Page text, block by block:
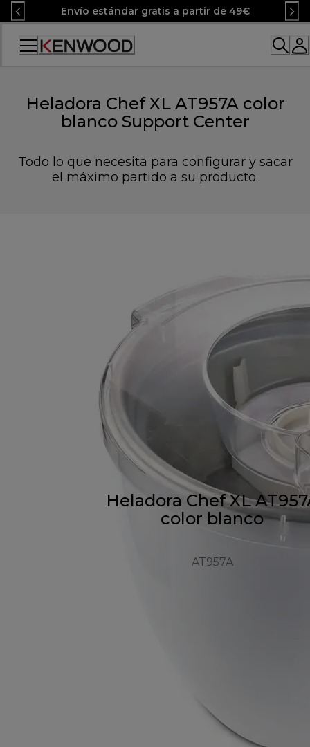
Skip
to
Content
Envío estándar gratis a partir de 49€
Accessibility
Heladora Chef XL AT957A color
blanco Support Center
Todo lo que necesita para configurar y sacar
el máximo partido a su producto.
Heladora Chef XL
color blanco
AT957A